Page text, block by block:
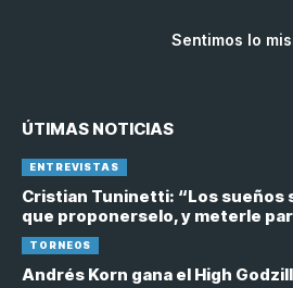
Sentimos lo
ÚTIMAS NOTICIAS
ENTREVISTAS
Cristian Tuninetti: “Los sueños
que proponerselo, y meterle
TORNEOS
Andrés Korn gana el High